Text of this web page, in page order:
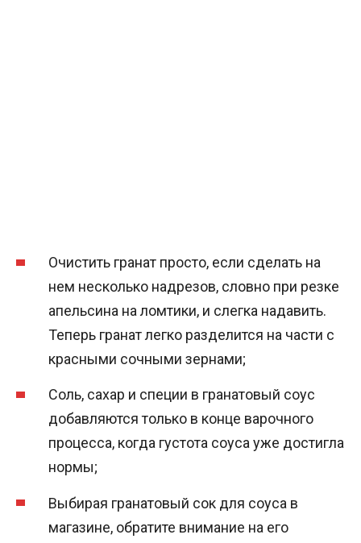
Очистить гранат просто, если сделать на
нем несколько надрезов, словно при резке
апельсина на ломтики, и слегка надавить.
Теперь гранат легко разделится на части с
красными сочными зернами;
Соль, сахар и специи в гранатовый соус
добавляются только в конце варочного
процесса, когда густота соуса уже достигла
нормы;
Выбирая гранатовый сок для соуса в
магазине, обратите внимание на его